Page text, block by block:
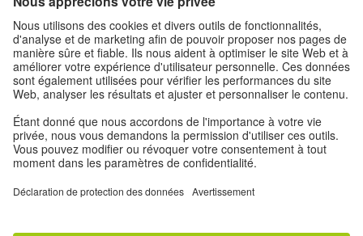
Infolettre
Mentions légales
Paramètres de confidentialité
Protection des données personnelles
Conditions d'utilisation
Autres offres du monde du Goethe-
Institut: